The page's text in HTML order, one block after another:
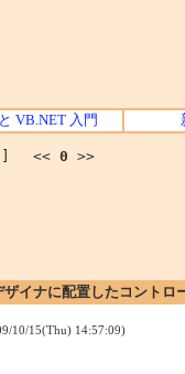
VB.NET 入門
)] << 0 >>
ザイナに配置したコントロ
10/15(Thu) 14:57:09)